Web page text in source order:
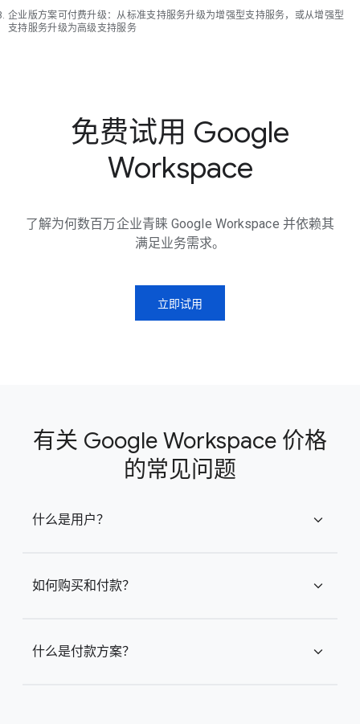
企业版方案可付费升级：从标准支持服务升级为增强型支持服务，或从增强型
支持服务升级为高级支持服务
免费试用 Google
Workspace
了解为何数百万企业青睐 Google Workspace 并依赖其
满足业务需求。
立即试用
有关 Google Workspace 价格
的常见问题
什么是用户？ expand_more
如何购买和付款？ expand_more
什么是付款方案？ expand_more